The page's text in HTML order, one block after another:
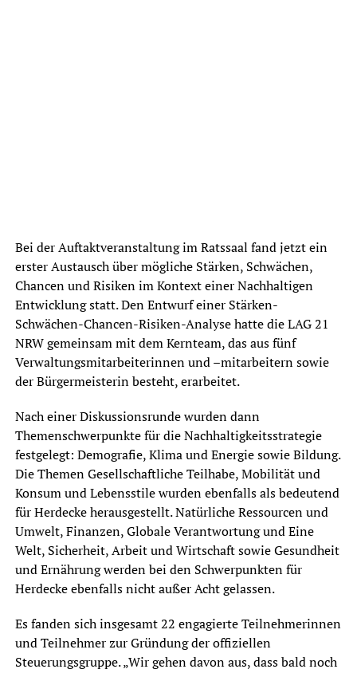
Bei der Auftaktveranstaltung im Ratssaal fand jetzt ein
erster Austausch über mögliche Stärken, Schwächen,
Chancen und Risiken im Kontext einer Nachhaltigen
Entwicklung statt. Den Entwurf einer Stärken-
Schwächen-Chancen-Risiken-Analyse hatte die LAG 21
NRW gemeinsam mit dem Kernteam, das aus fünf
Verwaltungsmitarbeiterinnen und –mitarbeitern sowie
der Bürgermeisterin besteht, erarbeitet.
Nach einer Diskussionsrunde wurden dann
Themenschwerpunkte für die Nachhaltigkeitsstrategie
festgelegt: Demografie, Klima und Energie sowie Bildung.
Die Themen Gesellschaftliche Teilhabe, Mobilität und
Konsum und Lebensstile wurden ebenfalls als bedeutend
für Herdecke herausgestellt. Natürliche Ressourcen und
Umwelt, Finanzen, Globale Verantwortung und Eine
Welt, Sicherheit, Arbeit und Wirtschaft sowie Gesundheit
und Ernährung werden bei den Schwerpunkten für
Herdecke ebenfalls nicht außer Acht gelassen.
Es fanden sich insgesamt 22 engagierte Teilnehmerinnen
und Teilnehmer zur Gründung der offiziellen
Steuerungsgruppe. „Wir gehen davon aus, dass bald noch